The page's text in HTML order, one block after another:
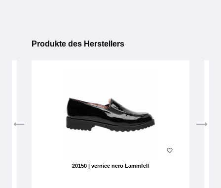
Produktgalerie überspringen
Produkte des Herstellers
20150 | vernice nero Lammfell